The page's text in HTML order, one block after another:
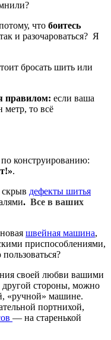
что боитесь
и разочароваться? Я
бросать шить или
правилом: если ваша
метр, то всё
конструированию:
.
скрыв дефекты шитья
. Все в ваших
швейная машина,
приспособлениями,
своей любви вашими
другой стороны, можно
«ручной» машине.
портнихой,
— на старенькой